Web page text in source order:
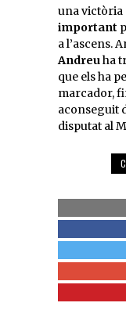
una victòria
important
a l’ascens.
Andreuha
que els ha
marcador,
aconseguit
disputat al